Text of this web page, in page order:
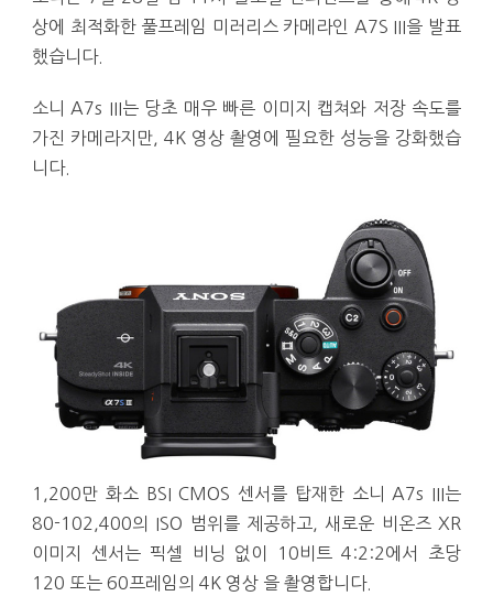
상에 최적화한 풀프레임 미러리스 카메라인 A7S III을 발표
했습니다.
소니 A7s III는 당초 매우 빠른 이미지 캡쳐와 저장 속도를
가진 카메라지만, 4K 영상 촬영에 필요한 성능을 강화했습
니다.
1,200만 화소 BSI CMOS 센서를 탑재한 소니 A7s III는
80-102,400의 ISO 범위를 제공하고, 새로운 비온즈 XR
이미지 센서는 픽셀 비닝 없이 10비트 4:2:2에서 초당
120 또는 60프레임의 4K 영상 을 촬영합니다.